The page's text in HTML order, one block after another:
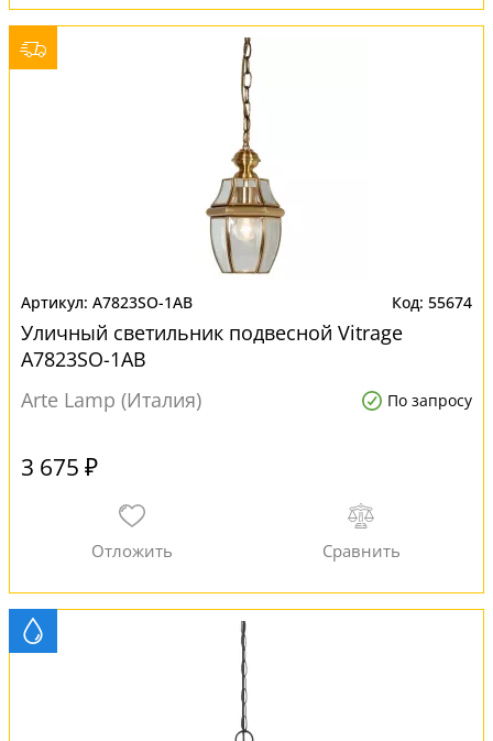
A7823SO-1AB 55674
Уличный светильник подвесной Vitrage
A7823SO-1AB
Arte Lamp (Италия)
По запросу
3 675 ₽